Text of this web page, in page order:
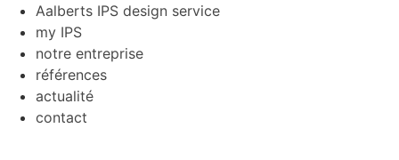
Aalberts IPS design service
my IPS
notre entreprise
références
actualité
contact